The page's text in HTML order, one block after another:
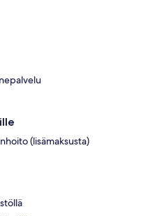
(lisämaksusta)